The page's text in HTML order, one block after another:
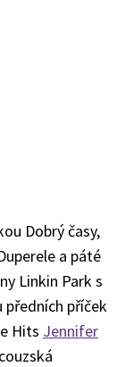
Dobrý časy,
a páté
Linkin Park s
předních příček
Hits Jennifer